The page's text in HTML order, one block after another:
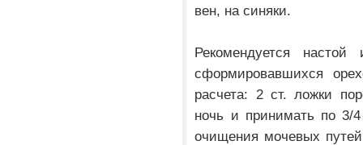
вен, на синяки.
Рекомендуется
сформировавшихся
расчета: 2 ст. ложки
ночь и принимать по 3/
очищения мочевых